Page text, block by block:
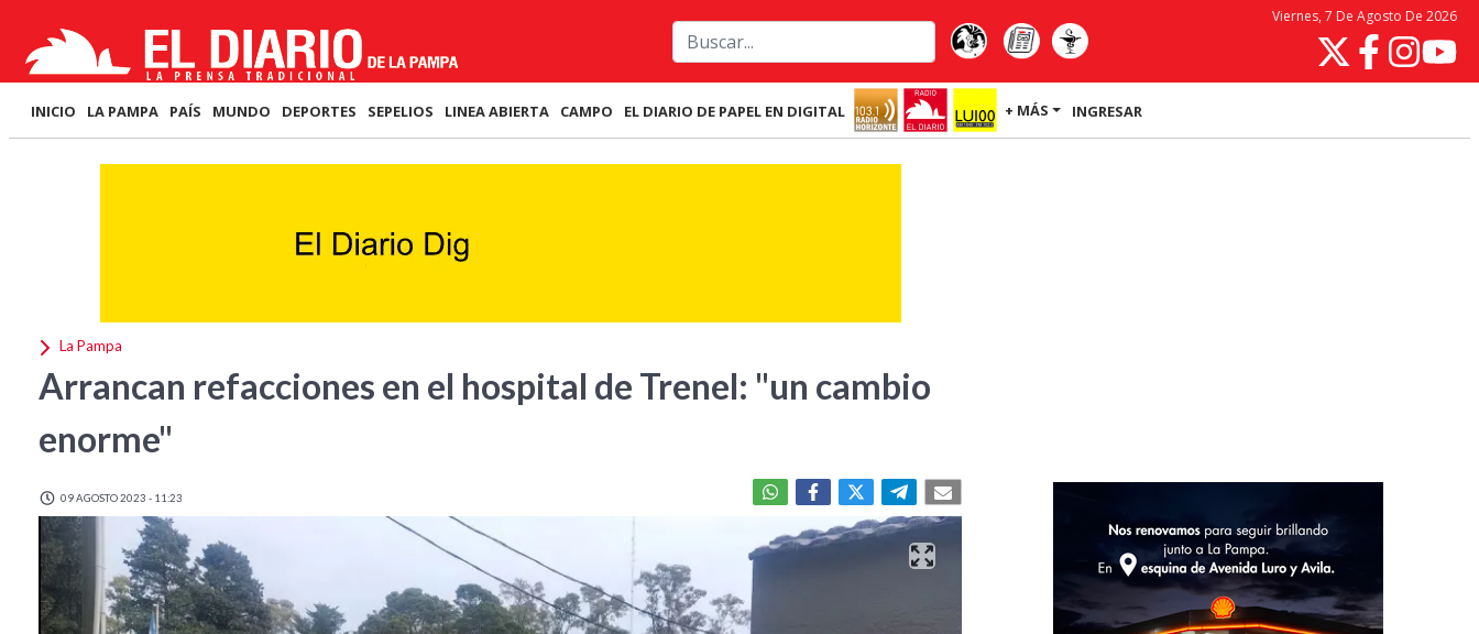
Viernes, 7 De Agosto De 2026
INICIO LA PAMPA PAÍS MUNDO DEPORTES SEPELIOS LINEA ABIERTA CAMPO EL DIARIO DE PAPEL EN DIGITAL + MÁS INGRESAR
La Pampa
Arrancan refacciones en el hospital de Trenel: "un cambio
enorme"
09 AGOSTO 2023 - 11:23